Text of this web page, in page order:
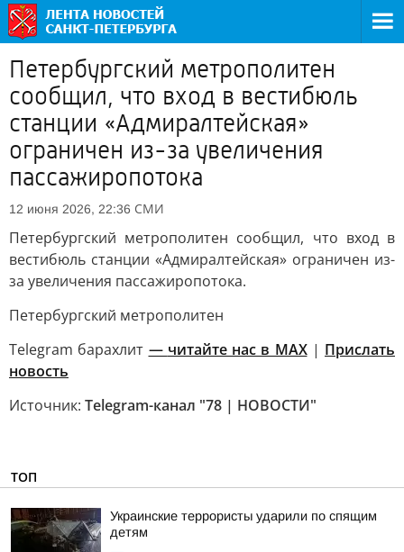
Петербургский метрополитен
сообщил, что вход в вестибюль
станции «Адмиралтейская»
ограничен из-за увеличения
пассажиропотока
12 июня 2026, 22:36 СМИ
Петербургский метрополитен сообщил, что вход в
вестибюль станции «Адмиралтейская» ограничен из-
за увеличения пассажиропотока.
Петербургский метрополитен
Telegram барахлит — читайте нас в MAX| Прислать
новость
Источник: Telegram-канал "78 | НОВОСТИ"
ТОП
Украинские террористы ударили по спящим
детям